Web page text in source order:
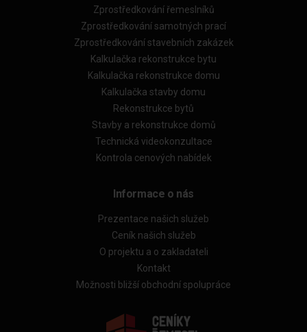
Zprostředkování řemeslníků
Zprostředkování samotných prací
Zprostředkování stavebních zakázek
Kalkulačka rekonstrukce bytu
Kalkulačka rekonstrukce domu
Kalkulačka stavby domu
Rekonstrukce bytů
Stavby a rekonstrukce domů
Technická videokonzultace
Kontrola cenových nabídek
Informace o nás
Prezentace našich služeb
Ceník našich služeb
O projektu a o zakladateli
Kontakt
Možnosti bližší obchodní spolupráce